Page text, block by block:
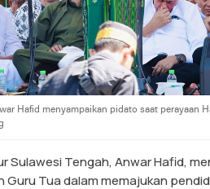
Hafid menyampaikan pidato saat perayaan
Sulawesi Tengah, Anwar Hafid,
Tua dalam memajukan